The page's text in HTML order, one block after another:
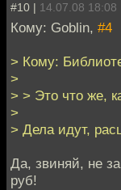
#10 | 14.07.08 18:08
Кому: Goblin, #4
> Кому:
>
> > Это что же,
>
> Дела идут,
Да, звиняй, не
руб!